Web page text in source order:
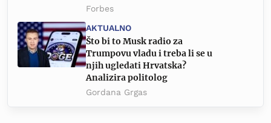
Forbes
AKTUALNO
Što bi to Musk radio za
Trumpovu vladu i treba li se u
njih ugledati Hrvatska?
Analizira politolog
Gordana Grgas